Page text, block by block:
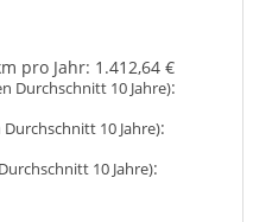
pro Jahr: 1.412,64 €
Durchschnitt 10 Jahre):
Durchschnitt 10 Jahre):
10 Jahre):